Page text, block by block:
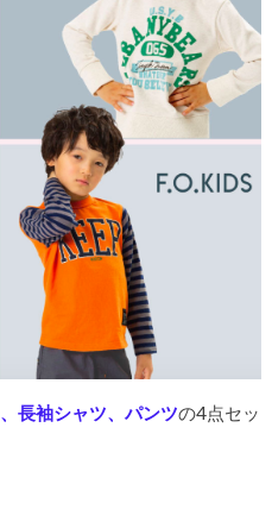
長袖シャツ、パンツの4点セッ